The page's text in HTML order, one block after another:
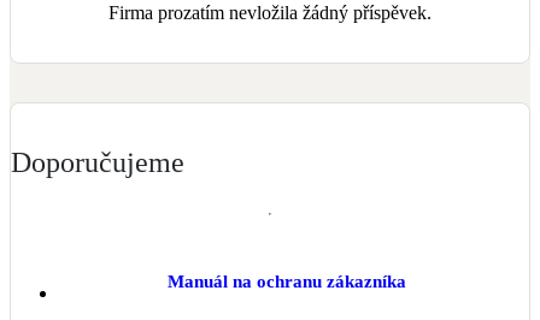
Teplovzdušné vytápění
Kotle
Firma prozatím nevložila žádný příspěvek.
Doporučujeme
Manuál na ochranu zákazníka